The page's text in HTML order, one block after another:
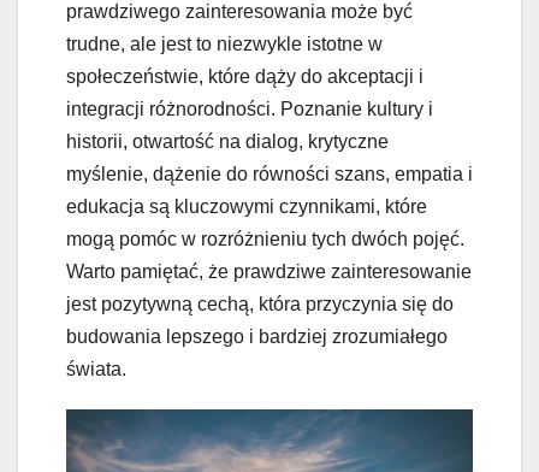
prawdziwego zainteresowania może być
trudne, ale jest to niezwykle istotne w
społeczeństwie, które dąży do akceptacji i
integracji różnorodności. Poznanie kultury i
historii, otwartość na dialog, krytyczne
myślenie, dążenie do równości szans, empatia i
edukacja są kluczowymi czynnikami, które
mogą pomóc w rozróżnieniu tych dwóch pojęć.
Warto pamiętać, że prawdziwe zainteresowanie
jest pozytywną cechą, która przyczynia się do
budowania lepszego i bardziej zrozumiałego
świata.